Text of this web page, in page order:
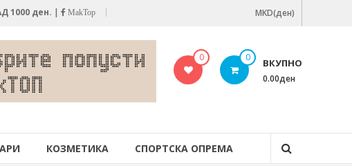
1000 ден. | MakTop MKD(ден)
0 0 ВКУПНО
0.00ден
КОЗМЕТИКА СПОРТСКА ОПРЕМА